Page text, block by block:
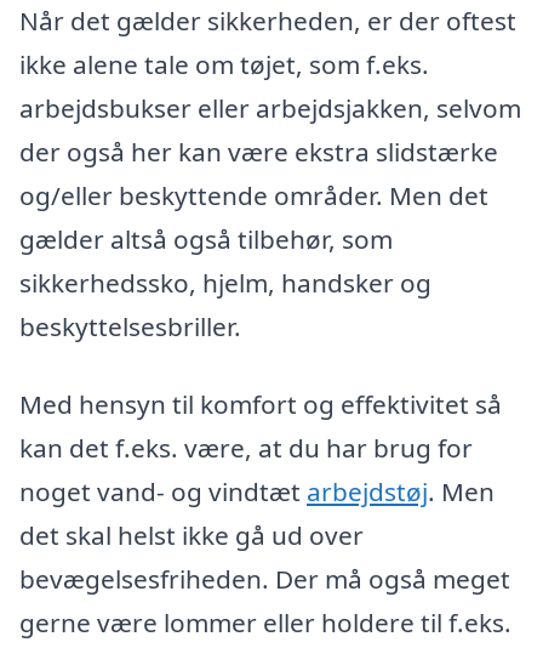
Når det gælder sikkerheden, er der oftest
ikke alene tale om tøjet, som f.eks.
arbejdsbukser eller arbejdsjakken, selvom
der også her kan være ekstra slidstærke
og/eller beskyttende områder. Men det
gælder altså også tilbehør, som
sikkerhedssko, hjelm, handsker og
beskyttelsesbriller.
Med hensyn til komfort og effektivitet så
kan det f.eks. være, at du har brug for
noget vand- og vindtæt arbejdstøj. Men
det skal helst ikke gå ud over
bevægelsesfriheden. Der må også meget
gerne være lommer eller holdere til f.eks.